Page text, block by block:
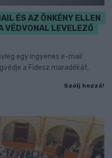
ÉS AZ ÖNKÉNY ELLEN
VÉDVONAL LEVELEZŐ
egy ingyenes e-mail
a Fidesz maradékát.
Szólj hozzá!